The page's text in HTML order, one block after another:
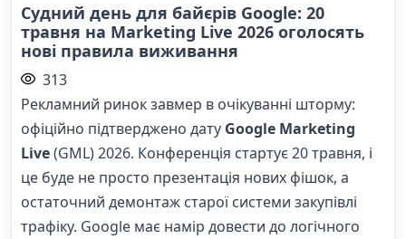
Судний день для байєрів Google: 20
травня на Marketing Live 2026 оголосять
нові правила виживання
313
Рекламний ринок завмер в очікуванні шторму:
офіційно підтверджено дату Google Marketing
Live(GML) 2026. Конференція стартує 20 травня, і
це буде не просто презентація нових фішок, а
остаточний демонтаж старої системи закупівлі
трафіку. Google має намір довести до логічного